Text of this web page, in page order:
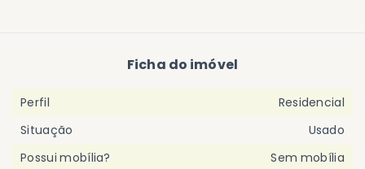
Ficha do imóvel
Perfil
Residencial
Situação
Usado
Possui mobília?
Sem mobília